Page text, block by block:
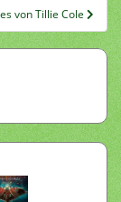
von Tillie Cole